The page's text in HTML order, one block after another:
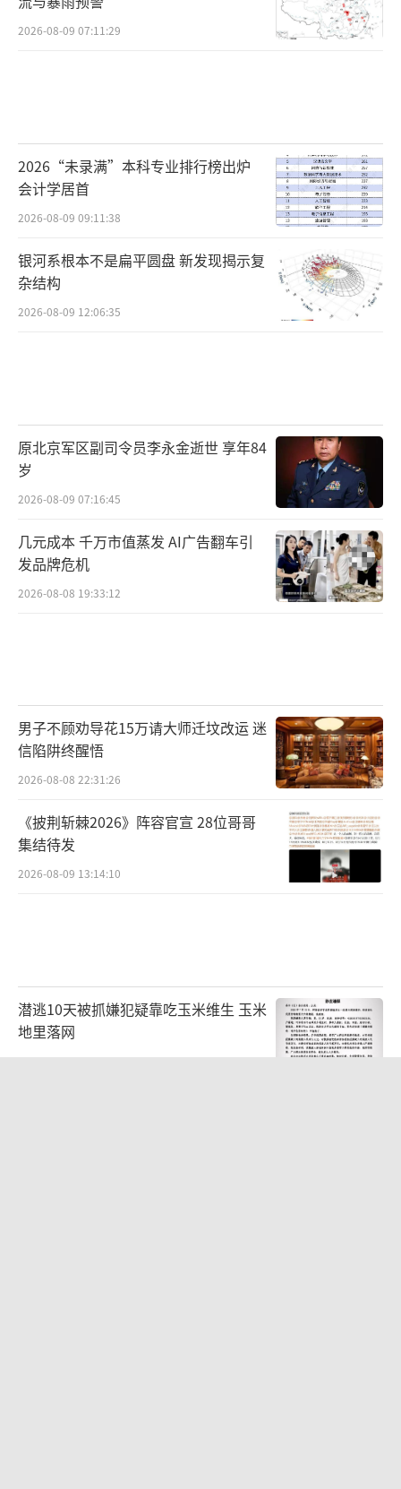
2026-08-09 07:11:29
2026“未录满”本科专业排行榜出炉
会计学居首
2026-08-09 09:11:38
银河系根本不是扁平圆盘 新发现揭示复
杂结构
2026-08-09 12:06:35
原北京军区副司令员李永金逝世 享年84
岁
2026-08-09 07:16:45
几元成本 千万市值蒸发 AI广告翻车引
发品牌危机
2026-08-08 19:33:12
男子不顾劝导花15万请大师迁坟改运 迷
信陷阱终醒悟
2026-08-08 22:31:26
《披荆斩棘2026》阵容官宣 28位哥哥
集结待发
2026-08-09 13:14:10
潜逃10天被抓嫌犯疑靠吃玉米维生 玉米
地里落网
2026-08-08 22:21:10